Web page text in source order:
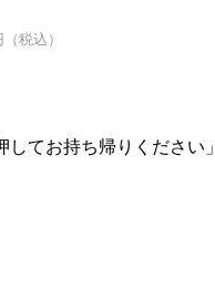
税込）
てお持ち帰りください」